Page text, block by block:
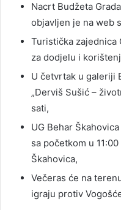
Nacrt Budžeta
objavljen je na web
Turistička zajednica
za dodjelu i
U četvrtak u galeriji
„Derviš Sušić –
sati,
UG Behar
sa početkom u
Škahovica,
Večeras će na
igraju protiv